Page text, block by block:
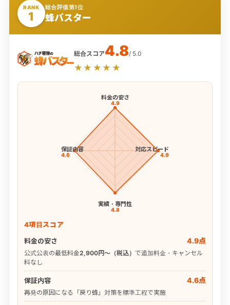
RANK
1
総合評価第1位
蜂バスター
総合スコア4.8/ 5.0
★★★★★
料金の安さ
4.9
対応スピード
4.9
実績・専門性
4.8
保証内容
4.6
4項目スコア
料金の安さ
4.9点
公式公表の最低料金2,900円〜（税込） で追加料金・キャンセル
料なし
保証内容 4.6点
再発の原因になる「戻り蜂」対策を標準工程で実施